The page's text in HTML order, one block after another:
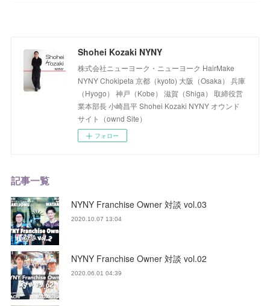
Shohei Kozaki NYNY
株式会社ニューヨーク・ニューヨーク HairMake
NYNY Chokipeta 京都（kyoto) 大阪（Osaka） 兵庫
（Hyogo） 神戸（Kobe） 滋賀（Shiga） 取締役営
業本部長 小崎昌平 Shohei Kozaki NYNY オウンド
サイト（ownd Site）
フォロー
記事一覧
NYNY Franchise Owner 対談 vol.03
2020.10.07 13:04
NYNY Franchise Owner 対談 vol.02
2020.06.01 04:39